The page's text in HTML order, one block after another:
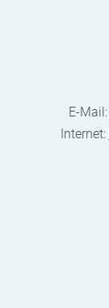
E-Mail:
Internet: